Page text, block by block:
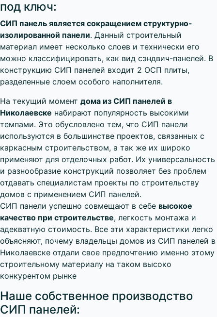
под ключ:
СИП панель является сокращением структурно-
изолированной панели. Данный строительный
материал имеет несколько слоев и технически его
можно классифицировать, как вид сэндвич-панелей. В
конструкцию СИП панелей входит 2 ОСП плиты,
разделенные слоем особого наполнителя.
На текущий момент дома из СИП панелей в
Николаевске набирают популярность высокими
темпами. Это обусловлено тем, что СИП панели
используются в большинстве проектов, связанных с
каркасным строительством, а так же их широко
применяют для отделочных работ. Их универсальность
и разнообразие конструкций позволяет без проблем
отдавать специалистам проекты по строительству
домов с применением СИП панелей.
CИП панели успешно совмещают в себе высокое
качество при строительстве, легкость монтажа и
адекватную стоимость. Все эти характеристики легко
объясняют, почему владельцы домов из СИП панелей в
Николаевске отдали свое предпочтению именно этому
строительному материалу на таком высоко
конкурентом рынке
Наше собственное производство
СИП панелей: